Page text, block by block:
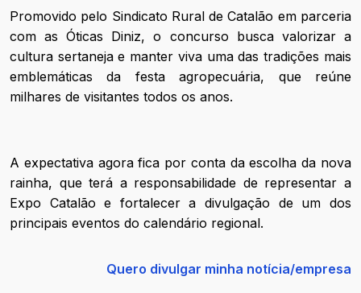
Promovido pelo Sindicato Rural de Catalão em parceria
com as Óticas Diniz, o concurso busca valorizar a
cultura sertaneja e manter viva uma das tradições mais
emblemáticas da festa agropecuária, que reúne
milhares de visitantes todos os anos.
A expectativa agora fica por conta da escolha da nova
rainha, que terá a responsabilidade de representar a
Expo Catalão e fortalecer a divulgação de um dos
principais eventos do calendário regional.
Quero divulgar minha notícia/empresa